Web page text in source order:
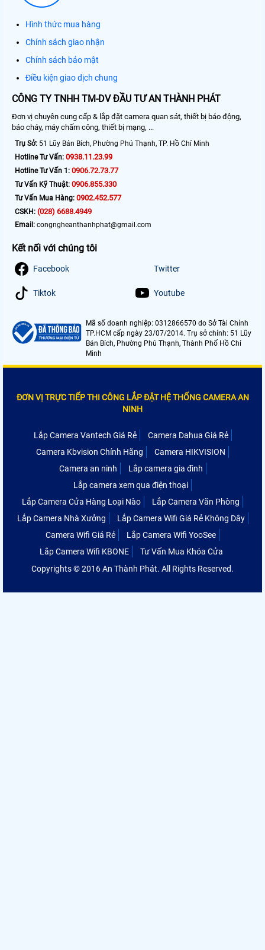
Hình thức mua hàng
Chính sách giao nhận
Chính sách bảo mật
Điều kiện giao dịch chung
CÔNG TY TNHH TM-DV ĐẦU TƯ AN THÀNH PHÁT
Đơn vị chuyên cung cấp & lắp đặt camera quan sát, thiết bị báo động,
báo cháy, máy chấm công, thiết bị mạng, ...
Trụ Sở: 51 Lũy Bán Bích, Phường Phú Thạnh, TP. Hồ Chí Minh
Hotline Tư Vấn: 0938.11.23.99
Hotline Tư Vấn 1: 0906.72.73.77
Tư Vấn Kỹ Thuật: 0906.855.330
Tư Vấn Mua Hàng: 0902.452.577
CSKH: (028) 6688.4949
Email: congngheanthanhphat@gmail.com
Kết nối với chúng tôi
Facebook Twitter
Tiktok Youtube
Mã số doanh nghiệp: 0312866570 do Sở Tài Chính
TP.HCM cấp ngày 23/07/2014. Trụ sở chính: 51 Lũy
Bán Bích, Phường Phú Thạnh, Thành Phố Hồ Chí
Minh
ĐƠN VỊ TRỰC TIẾP THI CÔNG LẮP ĐẶT HỆ THỐNG CAMERA AN
NINH
Lắp Camera Vantech Giá Rẻ
Camera Dahua Giá Rẻ
Camera Kbvision Chính Hãng
Camera HIKVISION
Camera an ninh
Lắp camera gia đình
Lắp camera xem qua điện thoại
Lắp Camera Cửa Hàng Loại Nào
Lắp Camera Văn Phòng
Lắp Camera Nhà Xưởng
Lắp Camera Wifi Giá Rẻ Không Dây
Camera Wifi Giá Rẻ
Lắp Camera Wifi YooSee
Lắp Camera Wifi KBONE
Tư Vấn Mua Khóa Cửa
Copyrights © 2016 An Thành Phát. All Rights Reserved.